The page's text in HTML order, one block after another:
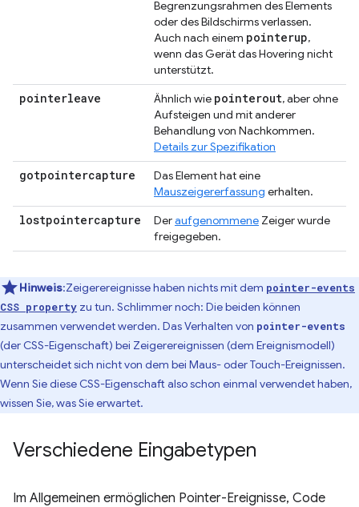
Begrenzungsrahmen des Elements
oder des Bildschirms verlassen.
Auch nach einem pointerup,
wenn das Gerät das Hovering nicht
unterstützt.
pointerleave Ähnlich wie pointerout, aber ohne
Aufsteigen und mit anderer
Behandlung von Nachkommen.
Details zur Spezifikation
gotpointercapture
Das Element hat eine
Mauszeigererfassung erhalten.
lostpointercapture Deraufgenommene Zeiger wurde
freigegeben.
Hinweis:Zeigerereignisse haben nichts mit dem pointer-events
CSS property zu tun. Schlimmer noch: Die beiden können
zusammen verwendet werden. Das Verhalten von pointer-events
(der CSS-Eigenschaft) bei Zeigerereignissen (dem Ereignismodell)
unterscheidet sich nicht von dem bei Maus- oder Touch-Ereignissen.
Wenn Sie diese CSS-Eigenschaft also schon einmal verwendet haben,
wissen Sie, was Sie erwartet.
Verschiedene Eingabetypen
Im Allgemeinen ermöglichen Pointer-Ereignisse, Code